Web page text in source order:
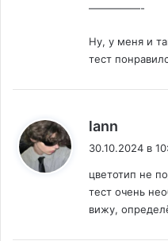
—————-
Ну, у меня и
тест
lann
30.10.2024 в
цветотип не
тест очень
вижу,